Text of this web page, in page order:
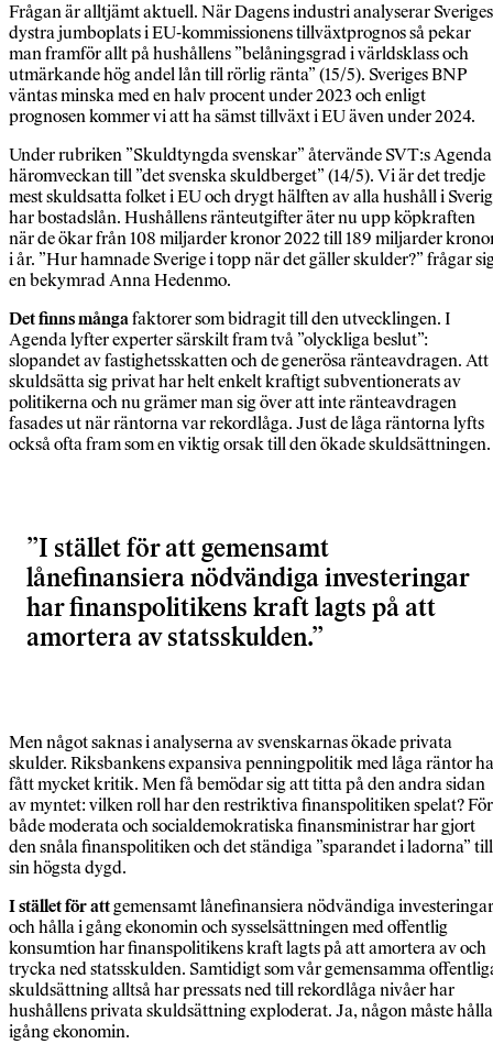
Frågan är alltjämt aktuell. När Dagens industri analyserar Sveriges
dystra jumboplats i EU-kommissionens tillväxtprognos så pekar
man framför allt på hushållens ”belåningsgrad i världsklass och
utmärkande hög andel lån till rörlig ränta” (15/5). Sveriges BNP
väntas minska med en halv procent under 2023 och enligt
prognosen kommer vi att ha sämst tillväxt i EU även under 2024.
Under rubriken ”Skuldtyngda svenskar” återvände SVT:s Agenda
häromveckan till ”det svenska skuldberget” (14/5). Vi är det tredje
mest skuldsatta folket i EU och drygt hälften av alla hushåll i
har bostadslån. Hushållens ränteutgifter äter nu upp köpkraften
när de ökar från 108 miljarder kronor 2022 till 189 miljarder
i år. ”Hur hamnade Sverige i topp när det gäller skulder?” frågar
en bekymrad Anna Hedenmo.
Det finns mångafaktorer som bidragit till den utvecklingen. I
Agenda lyfter experter särskilt fram två ”olyckliga beslut”:
slopandet av fastighetsskatten och de generösa ränteavdragen. Att
skuldsätta sig privat har helt enkelt kraftigt subventionerats av
politikerna och nu grämer man sig över att inte ränteavdragen
fasades ut när räntorna var rekordlåga. Just de låga räntorna lyfts
också ofta fram som en viktig orsak till den ökade skuldsättningen.
I stället för att gemensamt
lånefinansiera nödvändiga investeringar
har finanspolitikens kraft lagts på att
amortera av statsskulden.
Men något saknas i analyserna av svenskarnas ökade privata
skulder. Riksbankens expansiva penningpolitik med låga räntor
fått mycket kritik. Men få bemödar sig att titta på den andra sidan
av myntet: vilken roll har den restriktiva finanspolitiken spelat? För
både moderata och socialdemokratiska finansministrar har gjort
den snåla finanspolitiken och det ständiga ”sparandet i ladorna” till
sin högsta dygd.
I stället för attgemensamt lånefinansiera nödvändiga investeringar
och hålla i gång ekonomin och sysselsättningen med offentlig
konsumtion har finanspolitikens kraft lagts på att amortera av och
trycka ned statsskulden. Samtidigt som vår gemensamma
skuldsättning alltså har pressats ned till rekordlåga nivåer har
hushållens privata skuldsättning exploderat. Ja, någon måste hålla
igång ekonomin.